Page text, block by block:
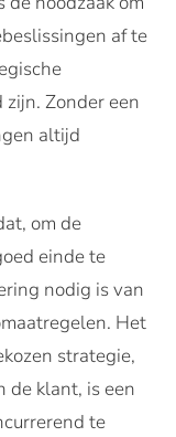
af te
Zonder een
altijd
om de
einde te
nodig is van
Het
strategie,
de klant, is een
te